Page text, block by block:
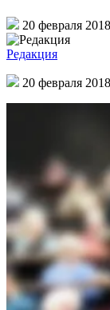
20 февраля 2018
Редакция
20 февраля 2018